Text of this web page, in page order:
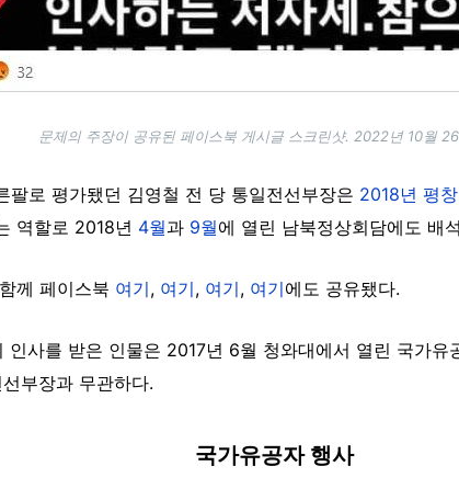
문제의 주장이 공유된 페이스북 게시글 스크린샷. 2022년 10월
팔로 평가됐던 김영철 전 당 통일전선부장은 2018년 평
역할로 2018년 4월과 9월에 열린 남북정상회담에도 배
께 페이스북 여기, 여기, 여기, 여기에도 공유됐다.
사를 받은 인물은 2017년 6월 청와대에서 열린 국가
부장과 무관하다.
국가유공자 행사